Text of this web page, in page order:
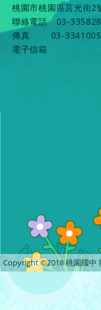
桃園市桃園區莒光街2
聯絡電話
03-
傳真
03-3341005
電子信箱
Copyright ©2018 桃園國中